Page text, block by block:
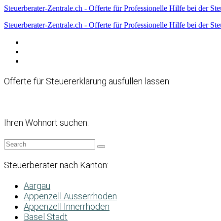
Steuerberater-Zentrale.ch - Offerte für Professionelle Hilfe bei der
Steuerberater-Zentrale.ch - Offerte für Professionelle Hilfe bei der
Offerte für Steuererklärung ausfüllen lassen:
Ihren Wohnort suchen:
Steuerberater nach Kanton:
Aargau
Appenzell Ausserrhoden
Appenzell Innerrhoden
Basel Stadt